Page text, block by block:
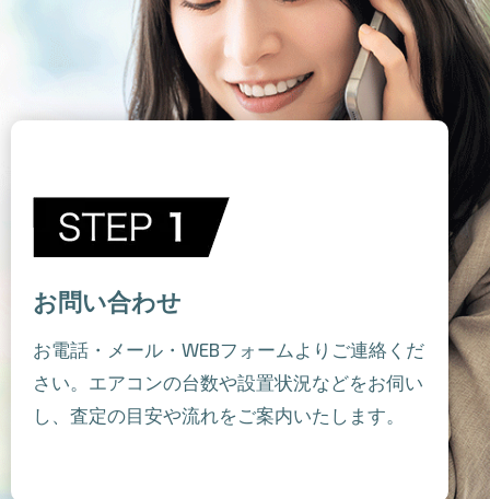
お問い合わせ
お電話・メール・WEBフォームよりご連絡くだ
さい。エアコンの台数や設置状況などをお伺い
し、査定の目安や流れをご案内いたします。